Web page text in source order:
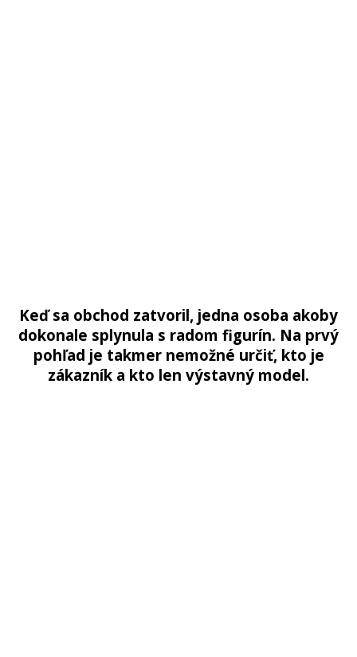
Keď sa obchod zatvoril, jedna osoba akoby
dokonale splynula s radom figurín. Na prvý
pohľad je takmer nemožné určiť, kto je
zákazník a kto len výstavný model.